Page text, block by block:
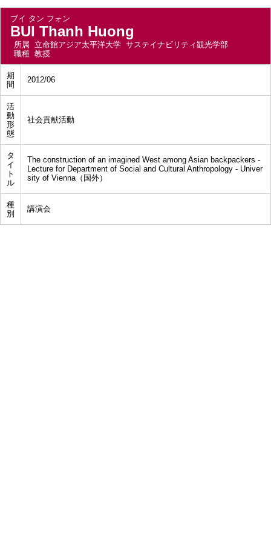
ブイ タン フォン
BUI Thanh Huong
所属 立命館アジア太平洋大学 サステイナビリティ観光学部
職種 教授
期
間
2012/06
活
動
形
態
社会貢献活動
タ
イ
ト
ル
The construction of an imagined West among Asian backpackers -
Lecture for Department of Social and Cultural Anthropology - Univer
sity of Vienna（国外）
種
別
講演会